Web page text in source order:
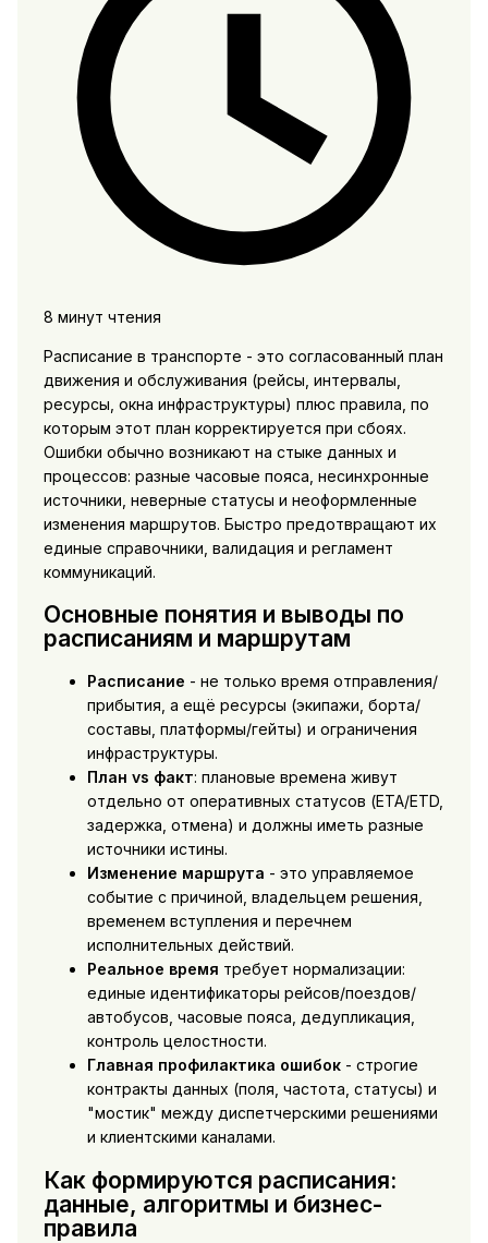
8 минут чтения
Расписание в транспорте - это согласованный план
движения и обслуживания (рейсы, интервалы,
ресурсы, окна инфраструктуры) плюс правила, по
которым этот план корректируется при сбоях.
Ошибки обычно возникают на стыке данных и
процессов: разные часовые пояса, несинхронные
источники, неверные статусы и неоформленные
изменения маршрутов. Быстро предотвращают их
единые справочники, валидация и регламент
коммуникаций.
Основные понятия и выводы по
расписаниям и маршрутам
Расписание - не только время отправления/
прибытия, а ещё ресурсы (экипажи, борта/
составы, платформы/гейты) и ограничения
инфраструктуры.
План vs факт: плановые времена живут
отдельно от оперативных статусов (ETA/ETD,
задержка, отмена) и должны иметь разные
источники истины.
Изменение маршрута - это управляемое
событие с причиной, владельцем решения,
временем вступления и перечнем
исполнительных действий.
Реальное время требует нормализации:
единые идентификаторы рейсов/поездов/
автобусов, часовые пояса, дедупликация,
контроль целостности.
Главная профилактика ошибок- строгие
контракты данных (поля, частота, статусы) и
"мостик" между диспетчерскими решениями
и клиентскими каналами.
Как формируются расписания:
данные, алгоритмы и бизнес-
правила